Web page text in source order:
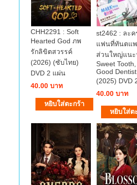
CHH2291 : Soft
Hearted God ภพ
รักลิขิตสวรรค์
(2026) (ซับไทย)
DVD 2 แผ่น
40.00 บาท
st2462 : ละค
แฟนที่ทันตแ
ส่วนใหญ่แน
Sweet Tooth,
Good Dentist
(2025) DVD
40.00 บาท